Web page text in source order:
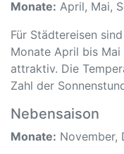
Monate: April, Mai,
Für Städtereisen
Monate April bis
attraktiv. Die
Zahl der
Nebensaison
Monate: November,